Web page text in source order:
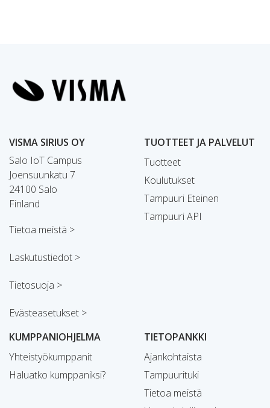
VISMA SIRIUS OY
Salo IoT Campus
Joensuunkatu 7
24100 Salo
Finland
Tietoa meistä >
Laskutustiedot >
Tietosuoja >
Evästeasetukset >
TUOTTEET JA PALVELUT
Tuotteet
Koulutukset
Tampuuri Eteinen
Tampuuri API
KUMPPANIOHJELMA
Yhteistyökumppanit
Haluatko kumppaniksi?
TIETOPANKKI
Ajankohtaista
Tampuurituki
Tietoa meistä